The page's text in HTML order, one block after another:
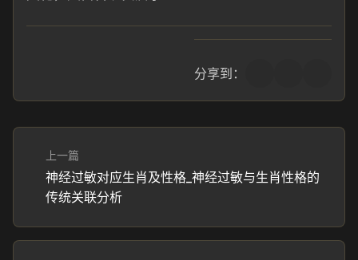
分享到：
上一篇
神经过敏对应生肖及性格_神经过敏与生肖性格的
传统关联分析